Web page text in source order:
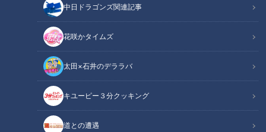
中日ドラゴンズ関連記事
花咲かタイムズ
太田×石井のデララバ
キユーピー３分クッキング
道との遭遇
チャント！
○○愛してまーす！！